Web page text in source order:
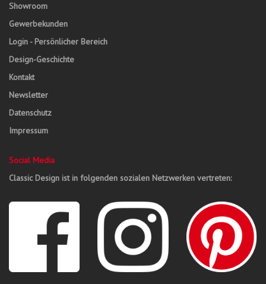
Showroom
Gewerbekunden
Login - Persönlicher Bereich
Design-Geschichte
Kontakt
Newsletter
Datenschutz
Impressum
Social Media
Classic Design ist in folgenden sozialen Netzwerken vertreten: